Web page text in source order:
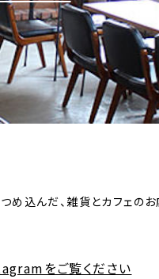
め込んだ、雑貨とカフェのお
をご覧ください